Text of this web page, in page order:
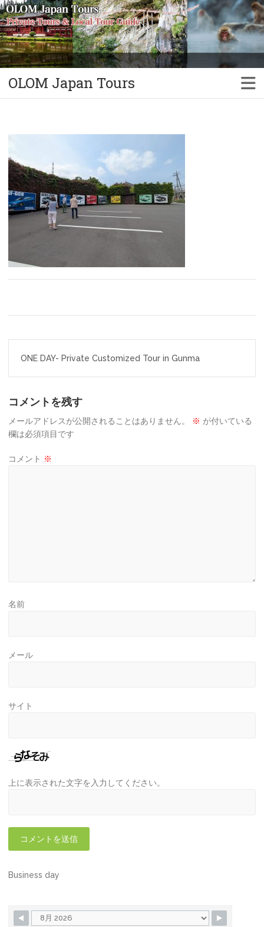
OLOM Japan Tours
稿
ビ
ゲ
シ
ONE DAY- Private Customized Tour in Gunma
コメントを残す
メールアドレスが公開されることはありません。 ※ が付いている
欄は必須項目です
コメント ※
名前
メール
サイト
上に表示された文字を入力してください。
Business day